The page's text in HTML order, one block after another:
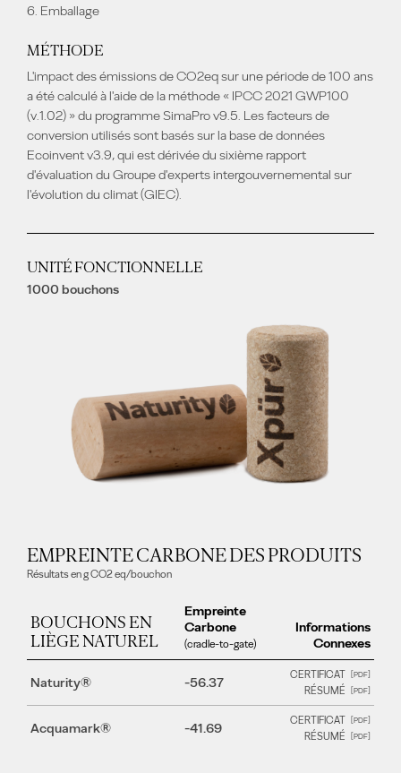
6. Emballage
MÉTHODE
L'impact des émissions de CO2eq sur une période de 100 ans
a été calculé à l'aide de la méthode « IPCC 2021 GWP100
(v.1.02) » du programme SimaPro v9.5. Les facteurs de
conversion utilisés sont basés sur la base de données
Ecoinvent v3.9, qui est dérivée du sixième rapport
d'évaluation du Groupe d'experts intergouvernemental sur
l'évolution du climat (GIEC).
UNITÉ FONCTIONNELLE
1000 bouchons
EMPREINTE CARBONE DES PRODUITS
Résultats en g CO2 eq/bouchon
BOUCHONS EN
LIÈGE NATUREL
Empreinte
Carbone
(cradle-to-gate)
Informations
Connexes
Naturity® -56.37
CERTIFICAT
RÉSUMÉ
Acquamark® -41.69
CERTIFICAT
RÉSUMÉ